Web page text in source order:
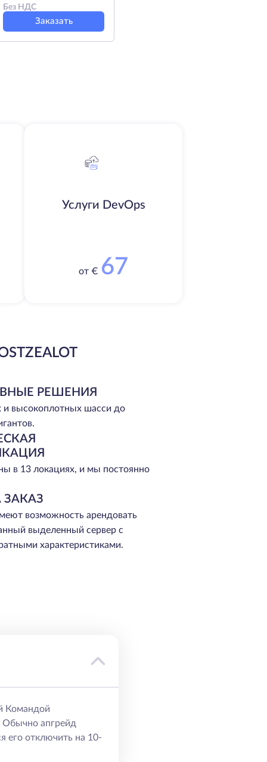
Без НДС
Заказать
Услуги DevOps
от € 67
РЕШЕНИЯ
высокоплотных шасси до
в 13 локациях, и мы постоянно
ЗАКАЗ
возможность арендовать
выделенный сервер с
характеристиками.
Командой
апгрейд
его отключить на 10-